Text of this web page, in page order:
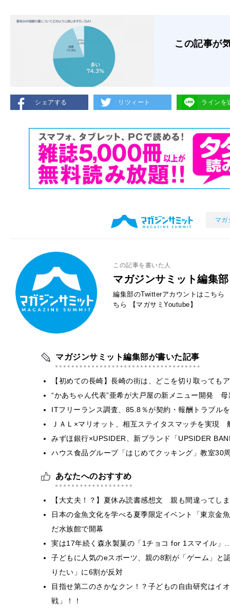
この記事が
シェアする リツィート ラインを
マガ
この記事を書いた人
マガジンサミット編集部
編集部のTwitterアカウントはこちら
ちら
【マガサミYoutube】
マガジンサミット編集部が書いた記事
【初めての長崎】長崎の街は、どこを切り取って
“かあちゃん代表”亜希が大戸屋の新メニュー開発
ITフリーランス調査、85.8％が契約・報酬トラブ
ＪＡＬ×マリオット、相互ステイタスマッチを実
みずほ銀行×UPSIDER、新ブランド「UPSIDER
ハウス食品グループ「はじめてクッキング」教室
あなたへのおすすめ
【大丈夫！？】夏休み読書感想文 親も間違ってし
日本の金魚文化を学べる夏季限定イベント「東京金
だ水族館で開幕
実は17年続く森永製菓の「1チョコ for 1スマイル」
子どもに人気のeスポーツ、親の8割が「ゲーム」
りたい」に6割が反対
目指せ第二のさかなクン！？子どもの自由研究はイ
戦」！！